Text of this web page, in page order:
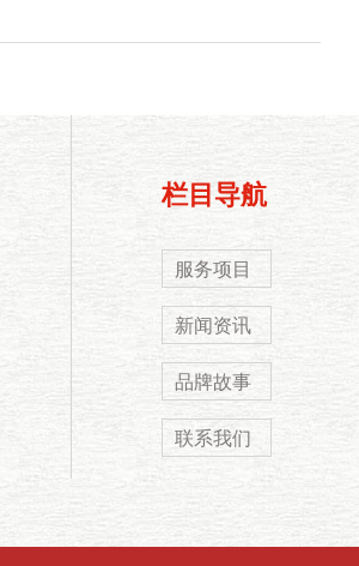
栏目导航
服务项目
新闻资讯
品牌故事
联系我们